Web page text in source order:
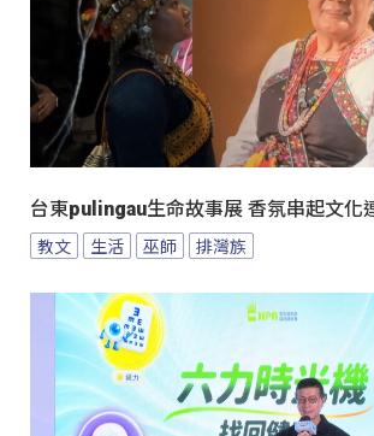
台東pulingau生命故事展 香氛串起文化
教文 生活 巫師 排灣族